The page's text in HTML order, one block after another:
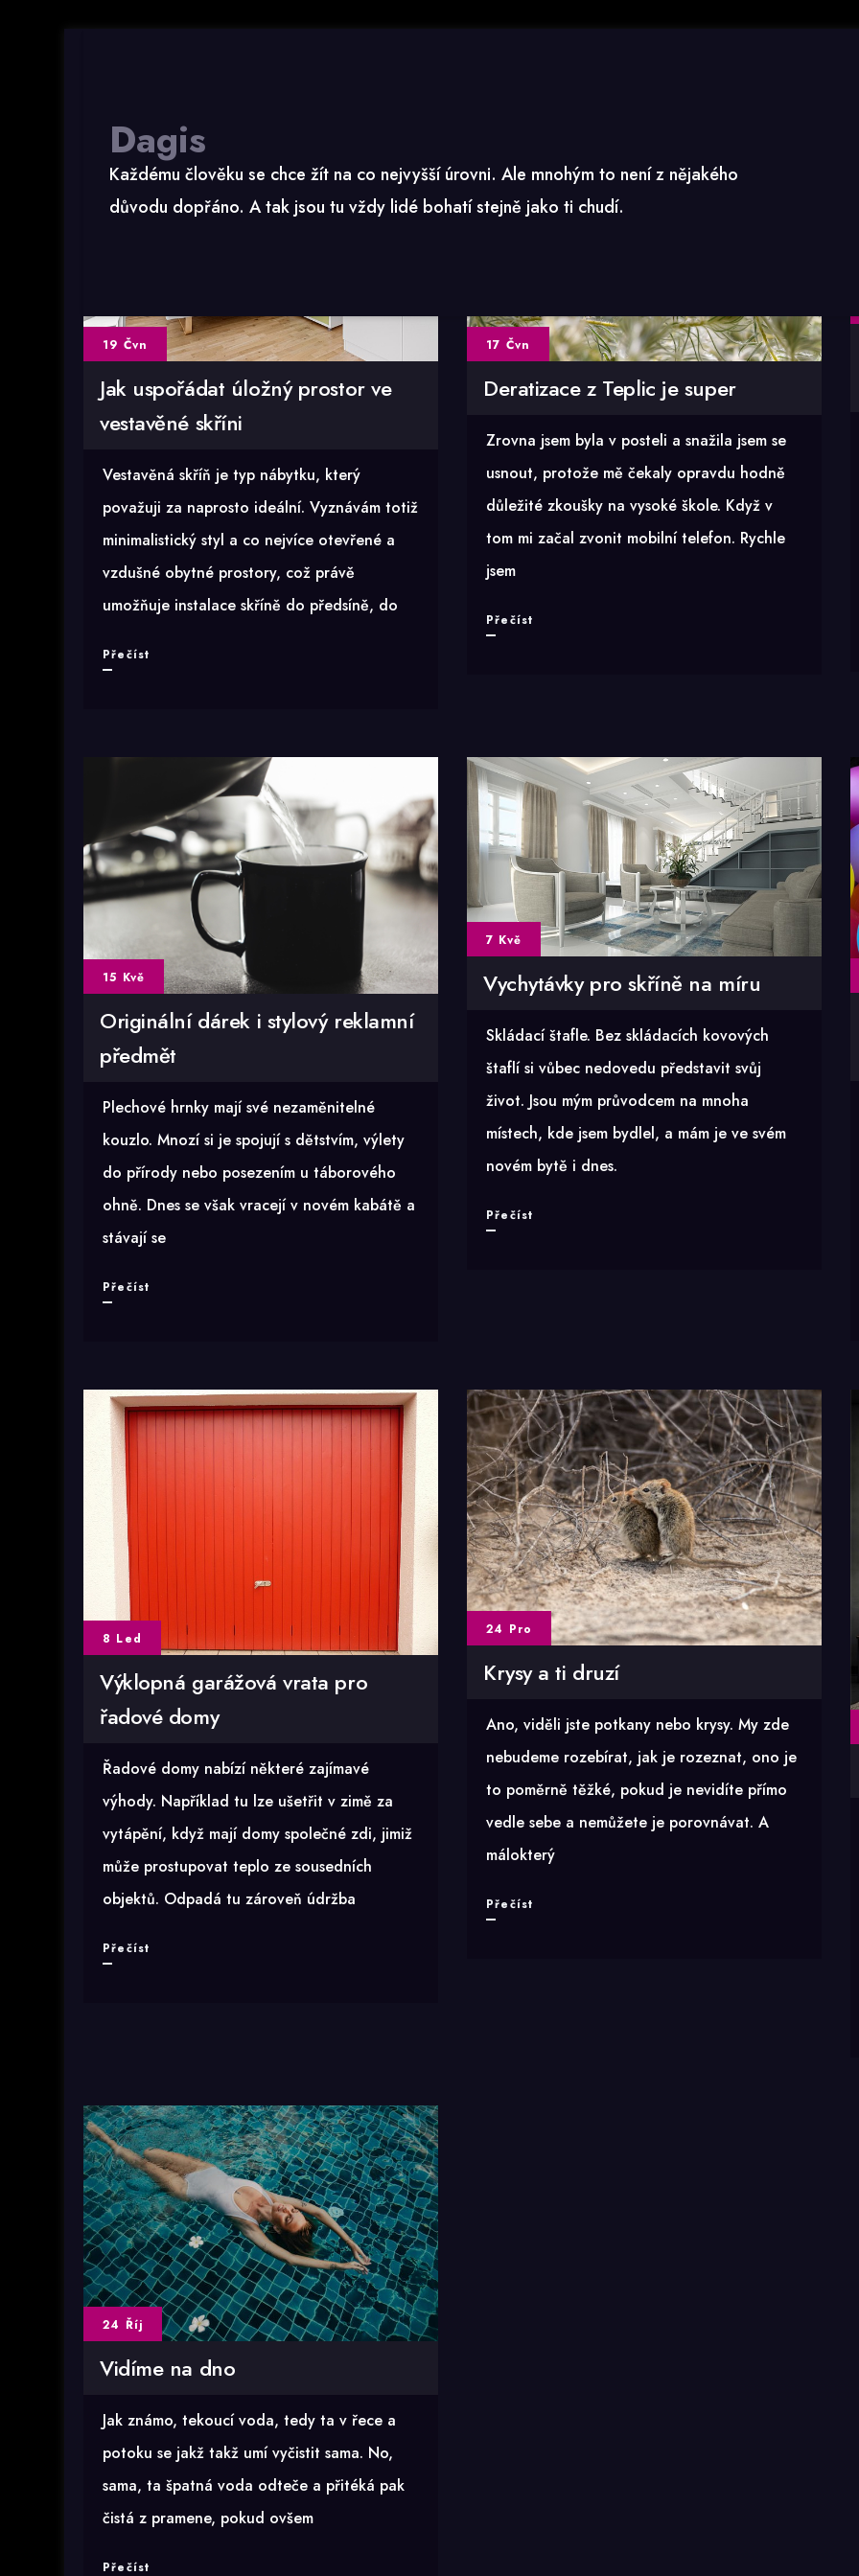
Dagis
Každému člověku se chce žít na co nejvyšší úrovni. Ale mnohým to není z nějakého
důvodu dopřáno. A tak jsou tu vždy lidé bohatí stejně jako ti chudí.
19 Čvn
Jak uspořádat úložný prostor ve
vestavěné skříni
Vestavěná skříň je typ nábytku, který
považuji za naprosto ideální. Vyznávám totiž
minimalistický styl a co nejvíce otevřené a
vzdušné obytné prostory, což právě
umožňuje instalace skříně do předsíně, do
Přečíst
vestavěné
skříni
17 Čvn
Deratizace z Teplic je super
Zrovna jsem byla v posteli a snažila jsem se
usnout, protože mě čekaly opravdu hodně
důležité zkoušky na vysoké škole. Když v
tom mi začal zvonit mobilní telefon. Rychle
jsem
Přečíst
15 Kvě
Originální dárek i stylový reklamní
předmět
Plechové hrnky mají své nezaměnitelné
kouzlo. Mnozí si je spojují s dětstvím, výlety
do přírody nebo posezením u táborového
ohně. Dnes se však vracejí v novém kabátě a
stávají se
Přečíst
reklamní
7 Kvě
Vychytávky pro skříně na míru
Skládací štafle. Bez skládacích kovových
štaflí si vůbec nedovedu představit svůj
život. Jsou mým průvodcem na mnoha
místech, kde jsem bydlel, a mám je ve svém
novém bytě i dnes.
Přečíst
8 Led
Výklopná garážová vrata pro
řadové domy
Řadové domy nabízí některé zajímavé
výhody. Například tu lze ušetřit v zimě za
vytápění, když mají domy společné zdi, jimiž
může prostupovat teplo ze sousedních
objektů. Odpadá tu zároveň údržba
Přečíst
domy
24 Pro
Krysy a ti druzí
Ano, viděli jste potkany nebo krysy. My zde
nebudeme rozebírat, jak je rozeznat, ono je
to poměrně těžké, pokud je nevidíte přímo
vedle sebe a nemůžete je porovnávat. A
málokterý
Přečíst
24 Říj
Vidíme na dno
Jak známo, tekoucí voda, tedy ta v řece a
potoku se jakž takž umí vyčistit sama. No,
sama, ta špatná voda odteče a přitéká pak
čistá z pramene, pokud ovšem
Přečíst